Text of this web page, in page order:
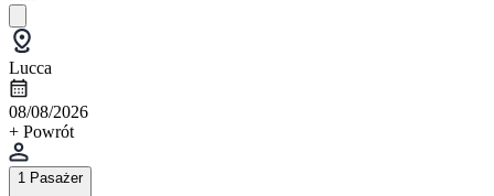
Lucca
08/08/2026
+ Powrót
1 Pasażer